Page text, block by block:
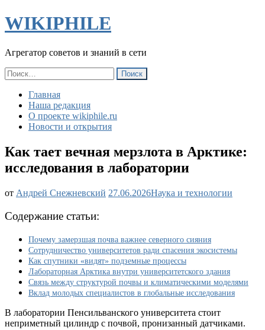
WIKIPHILE
Агрегатор советов и знаний в сети
Найти:
Главная
Наша редакция
О проекте wikiphile.ru
Новости и открытия
Как тает вечная мерзлота в Арктике:
исследования в лаборатории
от Андрей Снежневский 27.06.2026Как
Арктике:
исследования
в
лаборатории
Наука и технологии
Содержание статьи:
Почему замерзшая почва важнее северного сияния
Сотрудничество университетов ради спасения экосистемы
Как спутники «видят» подземные процессы
Лабораторная Арктика внутри университетского здания
Связь между структурой почвы и климатическими моделями
Вклад молодых специалистов в глобальные исследования
В лаборатории Пенсильванского университета стоит
неприметный цилиндр с почвой, пронизанный датчиками.